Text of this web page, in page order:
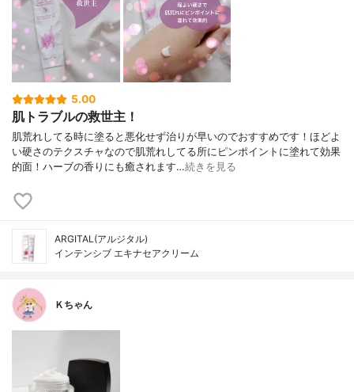
5.00
肌トラブルの救世主！
肌荒れしてる時に塗ると悪化せず治りが早いのでおすすめです！ほどよ
い硬さのテクスチャなので肌荒れしてる所にピンポイントに塗れて効果
的面！ハーブの香りにも癒されます…続きを見る
ARGITAL(アルジタル)
インテンシブ エキナセアクリーム
Ｋちゃん